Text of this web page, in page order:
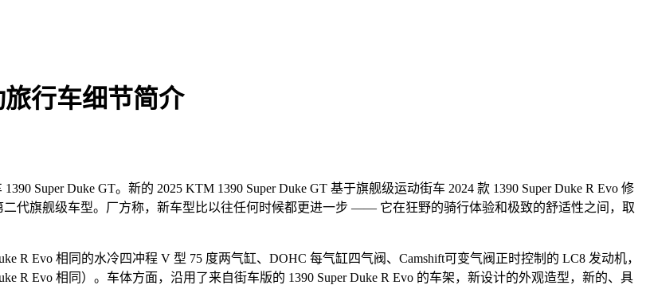
行车细节简介
Duke GT。新的 2025 KTM 1390 Super Duke GT 基于旗舰级运动街车 2024 款 1390 Super Duke R Evo 修
二代旗舰级车型。厂方称，新车型比以往任何时候都更进一步 —— 它在狂野的骑行体验和极致的舒适性之间，取
R Evo 相同的水冷四冲程 V 型 75 度两气缸、DOHC 每气缸四气阀、Camshift可变气阀正时控制的 LC8 发动机，
R Evo 相同）。车体方面，沿用了来自街车版的 1390 Super Duke R Evo 的车架，新设计的外观造型，新的、具